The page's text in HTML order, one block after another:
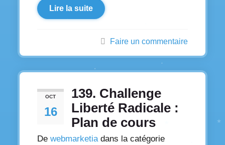
Lire la suite
Faire un commentaire
OCT
16
139. Challenge
Liberté Radicale :
Plan de cours
De webmarketia dans la catégorie